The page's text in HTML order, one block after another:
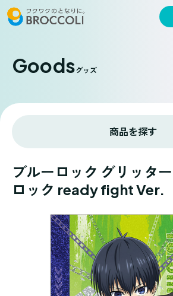
Goodsグッズ
商品を探す
ブルーロック グリッタ
ロック ready fight Ver.